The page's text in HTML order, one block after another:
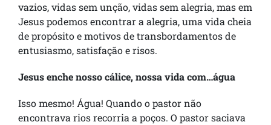
vazios, vidas sem unção, vidas sem alegria, mas em
Jesus podemos encontrar a alegria, uma vida cheia
de propósito e motivos de transbordamentos de
entusiasmo, satisfação e risos.
Jesus enche nosso cálice, nossa vida com…água
Isso mesmo! Água! Quando o pastor não
encontrava rios recorria a poços. O pastor saciava